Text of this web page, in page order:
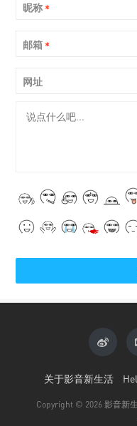
昵称 *
邮箱 *
网址
关于影音新生活
Copyright © 2026 影音新